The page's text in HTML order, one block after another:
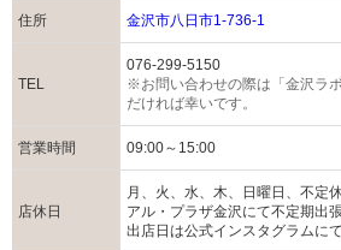
住所 金沢市八日市1-736-1
TEL
076-299-5150
※お問い合わせの際は「金沢ラ
だければ幸いです。
営業時間 09:00～15:00
店休日
月、火、水、木、日曜日、不定
アル・プラザ金沢にて不定期出
出店日は公式インスタグラムに